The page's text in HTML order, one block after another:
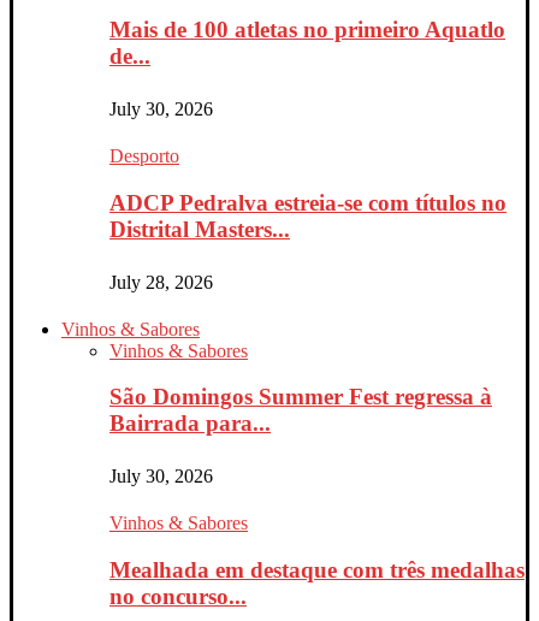
Mais de 100 atletas no primeiro Aquatlo
de...
July 30, 2026
Desporto
ADCP Pedralva estreia-se com títulos no
Distrital Masters...
July 28, 2026
Vinhos & Sabores
Vinhos & Sabores
São Domingos Summer Fest regressa à
Bairrada para...
July 30, 2026
Vinhos & Sabores
Mealhada em destaque com três medalhas
no concurso...